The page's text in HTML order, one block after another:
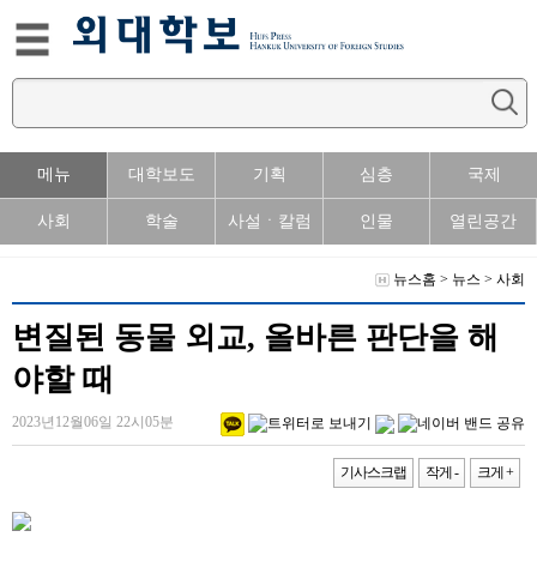
메뉴 대학보도 기획 심층 국제
사회 학술 사설ㆍ칼럼 인물 열린공간
뉴스홈 > 뉴스 > 사회
변질된 동물 외교, 올바른 판단을 해
야할 때
2023년12월06일 22시05분
기사스크랩 작게 - 크게 +